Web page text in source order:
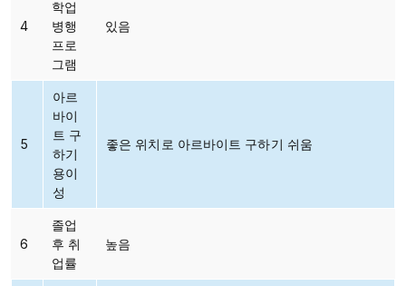
4
학업
병행
프로
그램
있음
5
아르
바이
트 구
하기
용이
성
좋은 위치로 아르바이트 구하기 쉬움
6
졸업
후 취
업률
높음